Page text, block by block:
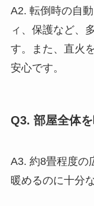
A2. 転倒時の自
ィ、保護など、
す。また、直火
安心です。
Q3. 部屋全体
A3. 約8畳程度の
暖めるのに十分